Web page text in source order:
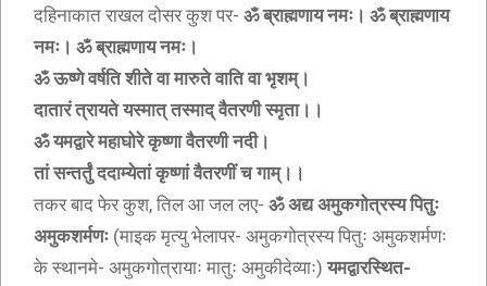
दहिनाकात राखल दोसर कुश पर- ॐ ब्राह्मणाय नमः। ॐ ब्राह्मणाय
नमः। ॐ ब्राह्मणाय नमः।
ॐ ऊष्णे वर्षति शीते वा मारुते वाति वा भृशम्।
दातारं त्रायते यस्मात् तस्माद् वैतरणी स्मृता।।
ॐ यमद्वारे महाघोरे कृष्णा वैतरणी नदी।
तां सन्तर्तुं ददाम्येतां कृष्णां वैतरणीं च गाम्।।
तकर बाद फेर कुश, तिल आ जल लए- ॐ अद्य अमुकगोत्रस्य पितुः
अमुकशर्मणः (माइक मृत्यु भेलापर- अमुकगोत्रस्य पितुः अमुकशर्मणः
के स्थानमे- अमुकगोत्रायाः मातुः अमुकीदेव्याः)यमद्वारस्थित-